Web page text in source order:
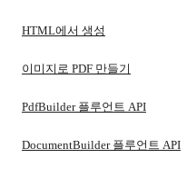
HTML에서 생성
이미지로 PDF 만들기
PdfBuilder 플루언트 API
DocumentBuilder 플루언트 API